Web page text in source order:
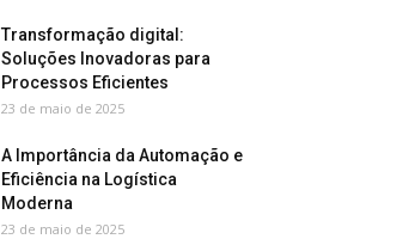
Transformação digital:
Soluções Inovadoras para
Processos Eficientes
23 de maio de 2025
A Importância da Automação e
Eficiência na Logística
Moderna
23 de maio de 2025